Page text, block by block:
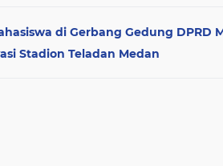
di Gerbang Gedung DPRD
Stadion Teladan Medan